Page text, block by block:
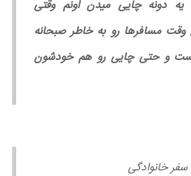
یه دونه چایی میدن اونم وقتی
مسافرها رو به خاطر صبحانه
و حتی چایی رو هم خودشون
خانوادگی